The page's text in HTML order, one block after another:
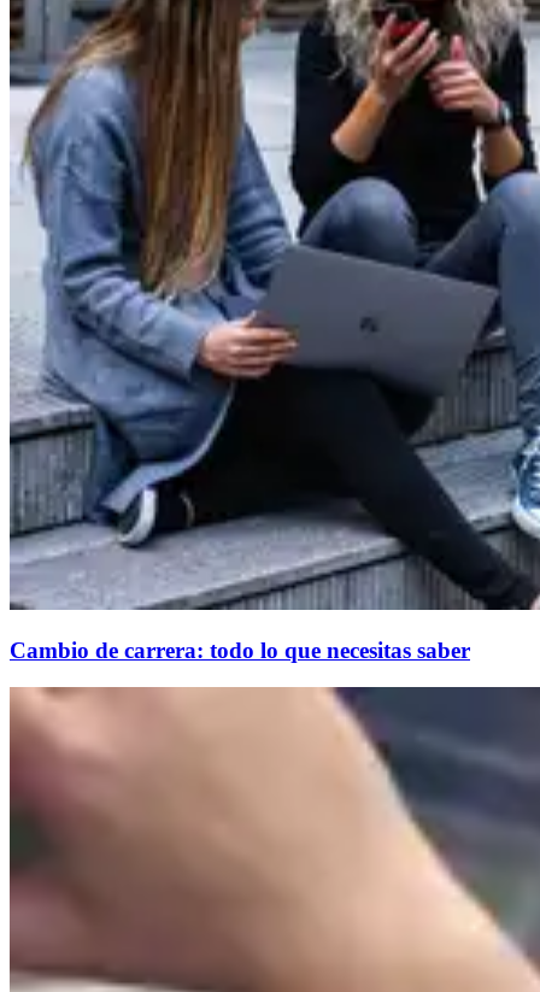
Cambio de carrera: todo lo que necesitas saber